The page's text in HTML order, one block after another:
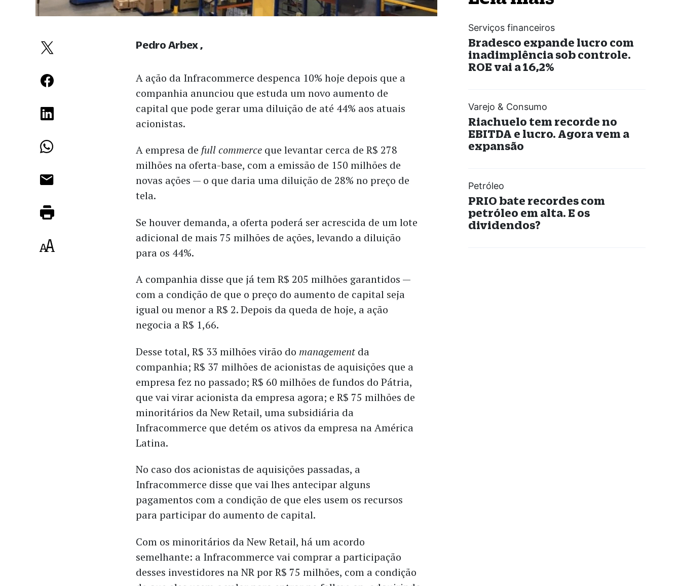
A ação da Infracommerce despenca 10% hoje depois que a
companhia anunciou que estuda um novo aumento de
capital que pode gerar uma diluição de até 44% aos atuais
acionistas.
A empresa de full commerce que levantar cerca de R$ 278
milhões na oferta-base, com a emissão de 150 milhões de
novas ações — o que daria uma diluição de 28% no preço de
tela.
Se houver demanda, a oferta poderá ser acrescida de um lote
adicional de mais 75 milhões de ações, levando a diluição
para os 44%.
A companhia disse que já tem R$ 205 milhões garantidos —
com a condição de que o preço do aumento de capital seja
igual ou menor a R$ 2. Depois da queda de hoje, a ação
negocia a R$ 1,66.
Desse total, R$ 33 milhões virão do management da
companhia; R$ 37 milhões de acionistas de aquisições que a
empresa fez no passado; R$ 60 milhões de fundos do Pátria,
que vai virar acionista da empresa agora; e R$ 75 milhões de
minoritários da New Retail, uma subsidiária da
Infracommerce que detém os ativos da empresa na América
Latina.
No caso dos acionistas de aquisições passadas, a
Infracommerce disse que vai lhes antecipar alguns
pagamentos com a condição de que eles usem os recursos
para participar do aumento de capital.
Com os minoritários da New Retail, há um acordo
semelhante: a Infracommerce vai comprar a participação
desses investidores na NR por R$ 75 milhões, com a condição
Pedro Arbex
Serviços financeiros
Bradesco expande lucro com
inadimplência sob controle.
ROE vai a 16,2%
Varejo & Consumo
Riachuelo tem recorde no
EBITDA e lucro. Agora vem a
expansão
Petróleo
PRIO bate recordes com
petróleo em alta. E os
dividendos?